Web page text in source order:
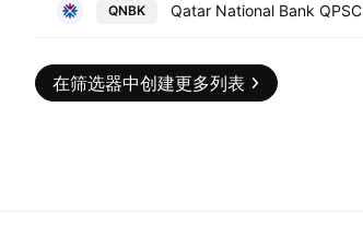
QNBK Qatar National Bank QPSC
在筛选器中创建更多列表